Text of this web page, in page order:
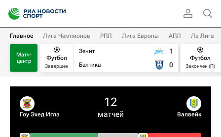
Главное Лига Чемпионов РПЛ Лига Европы АПЛ Ла Лига
Матч-
центр
Футбол
Завершен
Зенит
Балтика
1
0
Футбол
Закончен (П)
Гоу Эхед Иглз
12
матчей Валвейк